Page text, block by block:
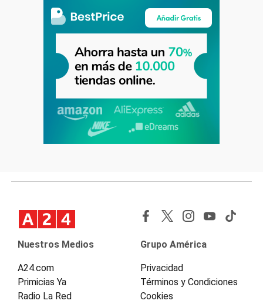
Nuestros Medios
A24.com
Primicias Ya
Radio La Red
Grupo América
Privacidad
Términos y Condiciones
Cookies